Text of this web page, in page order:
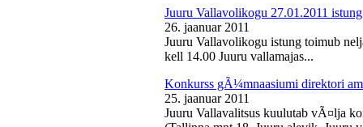
Juuru Vallavolikogu 27.01.2011 istung
26. jaanuar 2011
Juuru Vallavolikogu istung toimub
kell 14.00 Juuru vallamajas...
Konkurss gÃ¼mnaasiumi direktori
25. jaanuar 2011
Juuru Vallavalitsus kuulutab vÃ¤lja